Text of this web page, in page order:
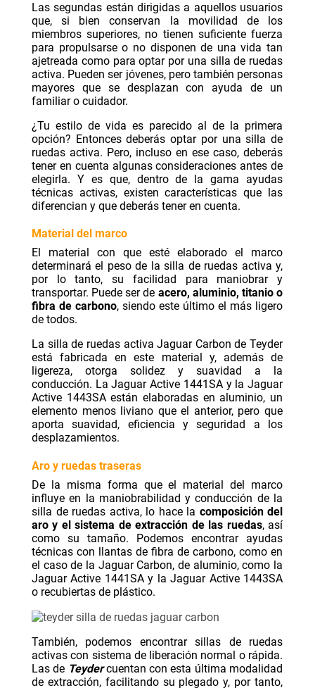
Las segundas están dirigidas a aquellos usuarios
que, si bien conservan la movilidad de los
miembros superiores, no tienen suficiente fuerza
para propulsarse o no disponen de una vida tan
ajetreada como para optar por una silla de ruedas
activa. Pueden ser jóvenes, pero también personas
mayores que se desplazan con ayuda de un
familiar o cuidador.
¿Tu estilo de vida es parecido al de la primera
opción? Entonces deberás optar por una silla de
ruedas activa. Pero, incluso en ese caso, deberás
tener en cuenta algunas consideraciones antes de
elegirla. Y es que, dentro de la gama ayudas
técnicas activas, existen características que las
diferencian y que deberás tener en cuenta.
Material del marco
El material con que esté elaborado el marco
determinará el peso de la silla de ruedas activa y,
por lo tanto, su facilidad para maniobrar y
transportar. Puede ser de acero, aluminio, titanio o
fibra de carbono, siendo este último el más ligero
de todos.
La silla de ruedas activaJaguar Carbon de Teyder
está fabricada en este material y, además de
ligereza, otorga solidez y suavidad a la
conducción. LaJaguar Active 1441SAy laJaguar
Active 1443SAestán elaboradas en aluminio, un
elemento menos liviano que el anterior, pero que
aporta suavidad, eficiencia y seguridad a los
desplazamientos.
Aro y ruedas traseras
De la misma forma que el material del marco
influye en la maniobrabilidad y conducción de la
silla de ruedas activa, lo hace la composición del
aro y el sistema de extracción de las ruedas, así
como su tamaño. Podemos encontrar ayudas
técnicas con llantas de fibra de carbono, como en
el caso de la Jaguar Carbon, de aluminio, como la
Jaguar Active 1441SAy laJaguar Active 1443SA
o recubiertas de plástico.
También, podemos encontrar sillas de ruedas
activas con sistema de liberación normal o rápida.
Las de Teyder cuentan con esta última modalidad
de extracción, facilitando su plegado y, por tanto,